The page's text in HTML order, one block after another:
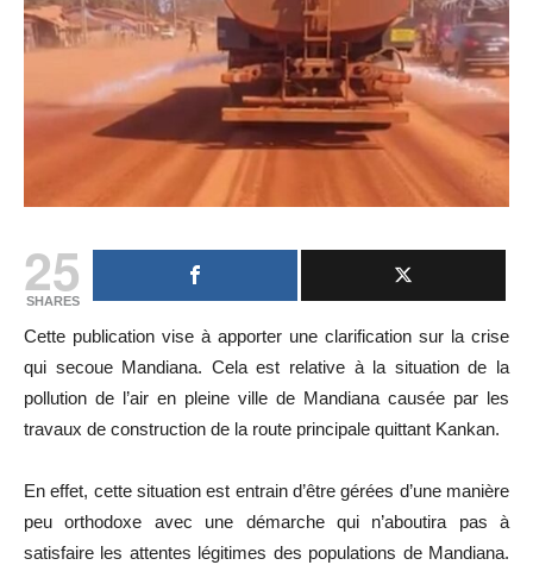
25
SHARES
Cette publication vise à apporter une clarification sur la crise
qui secoue Mandiana. Cela est relative à la situation de la
pollution de l’air en pleine ville de Mandiana causée par les
travaux de construction de la route principale quittant Kankan.
En effet, cette situation est entrain d’être gérées d’une manière
peu orthodoxe avec une démarche qui n’aboutira pas à
satisfaire les attentes légitimes des populations de Mandiana.